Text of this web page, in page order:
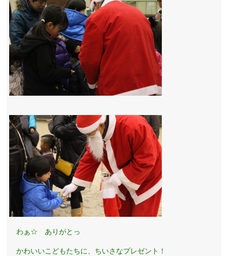
わぁ☆ ありがとっ
かわいいこどもたちに、ちいさなプレゼント！